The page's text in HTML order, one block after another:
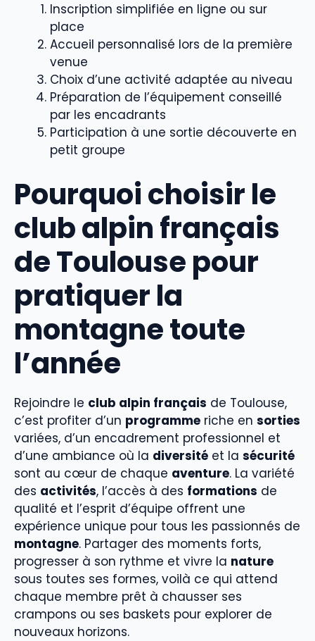
Inscription simplifiée en ligne ou sur
place
Accueil personnalisé lors de la première
venue
Choix d’une activité adaptée au niveau
Préparation de l’équipement conseillé
par les encadrants
Participation à une sortie découverte en
petit groupe
Pourquoi choisir le
club alpin français
de Toulouse pour
pratiquer la
montagne toute
l’année
Rejoindre le club alpin français de Toulouse,
c’est profiter d’un programme riche en sorties
variées, d’un encadrement professionnel et
d’une ambiance où la diversité et la sécurité
sont au cœur de chaque aventure. La variété
des activités, l’accès à des formations de
qualité et l’esprit d’équipe offrent une
expérience unique pour tous les passionnés de
montagne. Partager des moments forts,
progresser à son rythme et vivre la nature
sous toutes ses formes, voilà ce qui attend
chaque membre prêt à chausser ses
crampons ou ses baskets pour explorer de
nouveaux horizons.